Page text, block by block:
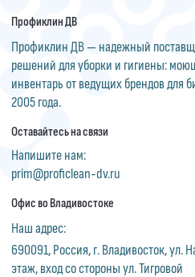
Профиклин ДВ
Профиклин ДВ — надежный
решений для уборки и гигиены:
инвентарь от ведущих брендов для
2005 года.
Оставайтесь на связи
Напишите нам:
prim@proficlean-dv.ru
Офис во Владивостоке
Наш адрес:
690091, Россия, г. Владивосток,
этаж, вход со стороны ул. Тигровой